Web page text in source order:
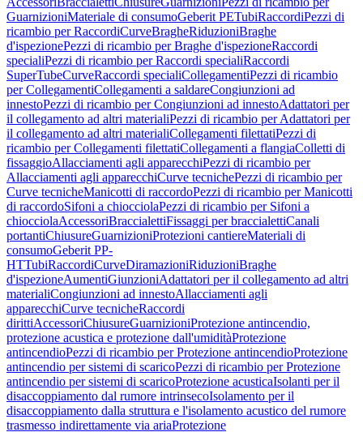
GuarnizioniMateriale di consumoGeberit PETubiRaccordiPezzi di
ricambio per RaccordiCurveBragheRiduzioniBraghe
d'ispezionePezzi di ricambio per Braghe d'ispezioneRaccordi
specialiPezzi di ricambio per Raccordi specialiRaccordi
SuperTubeCurveRaccordi specialiCollegamentiPezzi di ricambio
per CollegamentiCollegamenti a saldareCongiunzioni ad
innestoPezzi di ricambio per Congiunzioni ad innestoAdattatori per
il collegamento ad altri materialiPezzi di ricambio per Adattatori per
il collegamento ad altri materialiCollegamenti filettatiPezzi di
ricambio per Collegamenti filettatiCollegamenti a flangiaColletti di
fissaggioAllacciamenti agli apparecchiPezzi di ricambio per
Allacciamenti agli apparecchiCurve tecnichePezzi di ricambio per
Curve tecnicheManicotti di raccordoPezzi di ricambio per Manicotti
di raccordoSifoni a chiocciolaPezzi di ricambio per Sifoni a
chiocciolaAccessoriBraccialettiFissaggi per braccialettiCanali
portantiChiusureGuarnizioniProtezioni cantiereMateriali di
consumoGeberit PP-
HTTubiRaccordiCurveDiramazioniRiduzioniBraghe
d'ispezioneAumentiGiunzioniAdattatori per il collegamento ad altri
materialiCongiunzioni ad innestoAllacciamenti agli
apparecchiCurve tecnicheRaccordi
dirittiAccessoriChiusureGuarnizioniProtezione antincendio,
protezione acustica e protezione dall'umiditàProtezione
antincendioPezzi di ricambio per Protezione antincendioProtezione
antincendio per sistemi di scaricoPezzi di ricambio per Protezione
antincendio per sistemi di scaricoProtezione acusticaIsolanti per il
disaccoppiamento dal rumore intrinsecoIsolamento per il
disaccoppiamento dalla struttura e l'isolamento acustico del rumore
trasmesso indirettamente via ariaProtezione